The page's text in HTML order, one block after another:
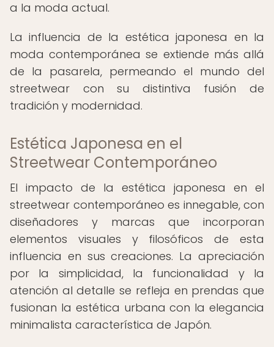
a la moda actual.
La influencia de la estética japonesa en la
moda contemporánea se extiende más allá
de la pasarela, permeando el mundo del
streetwear con su distintiva fusión de
tradición y modernidad.
Estética Japonesa en el
Streetwear Contemporáneo
El impacto de la estética japonesa en el
streetwear contemporáneo es innegable, con
diseñadores y marcas que incorporan
elementos visuales y filosóficos de esta
influencia en sus creaciones. La apreciación
por la simplicidad, la funcionalidad y la
atención al detalle se refleja en prendas que
fusionan la estética urbana con la elegancia
minimalista característica de Japón.